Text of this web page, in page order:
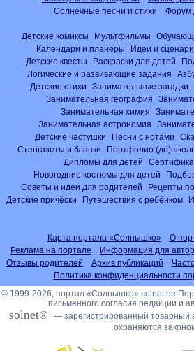
Солнечные песни и стихи
Форум
Детские комиксы Мультфильмы
Календари и планеры
Идеи и
Детские квесты
Раскраски для детей
Логические и развивающие задания
Детские стихи
Занимательные загадки
Занимательная география
Занимательная химия
Занимательная астрономия
Детские частушки
Песни с нотами
Стенгазеты и бланки
Портфолио
Дипломы для детей
Новогодние костюмы для детей
Советы и идеи для родителей
Рецепты
Детские причёски
Путешествия с ребёнком
Карта портала «Солнышко»
О
Реклама на портале
Информация для
Отзывы родителей
Архив публикаций
Политика конфиденциальности
© 1999-2026, портал «Солнышко» solnet.ee
письменного согласия редакции и
solnet® — зарегистрированный товарный
охраняются